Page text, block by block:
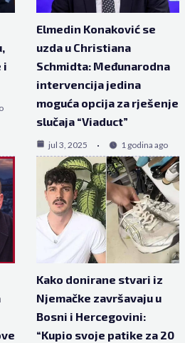
i
Elmedin Konaković se
uzda u Christiana
Schmidta: Međunarodna
intervencija jedina
moguća opcija za rješenje
slučaja “Viaduct”
jul 3, 2025 1 godina ago
Kako donirane stvari iz
Njemačke završavaju u
Bosni i Hercegovini:
“Kupio svoje patike za 20